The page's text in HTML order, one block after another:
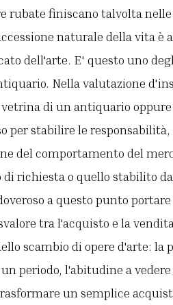
rubate finiscano talvolta
naturale della vita è
dell'arte. E' questo uno
Nella valutazione
di un antiquario oppure
per stabilire le responsabilità,
del comportamento del
di richiesta o quello stabilito
a questo punto portare
tra l'acquisto e la
scambio di opere d'arte: la
periodo, l'abitudine a vedere
un semplice